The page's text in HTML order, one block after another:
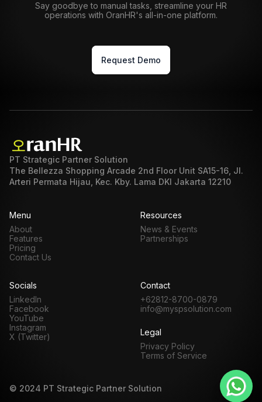
Say goodbye to manual tasks, streamline your HR
operations with OranHR's all-in-one platform.
Request Demo
PT Strategic Partner Solution
The Bellezza Shopping Arcade 2nd Floor Unit SA15-16, Jl.
Arteri Permata Hijau, Kec. Kby. Lama DKI Jakarta 12210
Menu
About
Features
Pricing
Contact Us
Resources
News & Events
Partnerships
Socials
LinkedIn
Facebook
YouTube
Instagram
X (Twitter)
Contact
+62812-8700-0879
info@myspsolution.com
Legal
Privacy Policy
Terms of Service
© 2024 PT Strategic Partner Solution